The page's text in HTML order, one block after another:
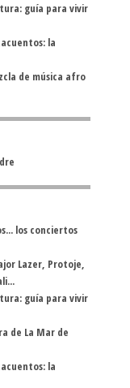
guía para vivir
la
de música afro
los conciertos
Lazer, Protoje,
guía para vivir
de La Mar de
la